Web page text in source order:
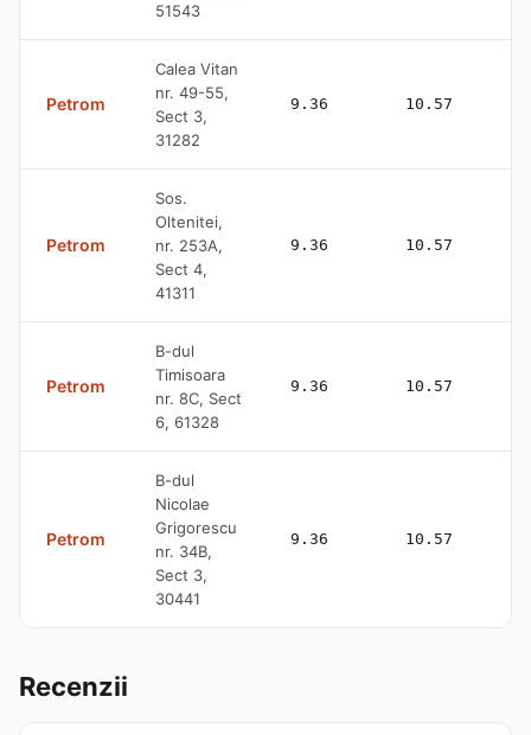
51543
Petrom
Calea Vitan
nr. 49-55,
Sect 3,
31282
9.36 10.57
Petrom
Sos.
Oltenitei,
nr. 253A,
Sect 4,
41311
9.36 10.57
Petrom
B-dul
Timisoara
nr. 8C, Sect
6, 61328
9.36 10.57
Petrom
B-dul
Nicolae
Grigorescu
nr. 34B,
Sect 3,
30441
9.36 10.57
Recenzii